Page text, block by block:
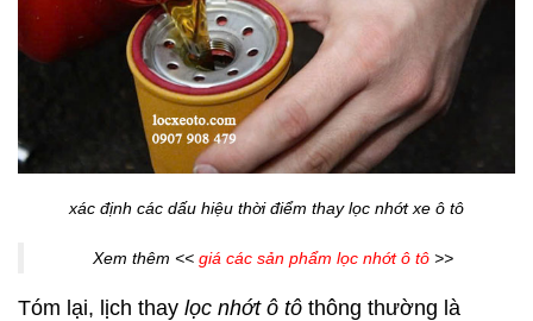
xác định các dấu hiệu thời điểm thay lọc nhớt xe ô tô
Xem thêm << giá các sản phẩm lọc nhớt ô tô >>
Tóm lại, lịch thay lọc nhớt ô tô thông thường là